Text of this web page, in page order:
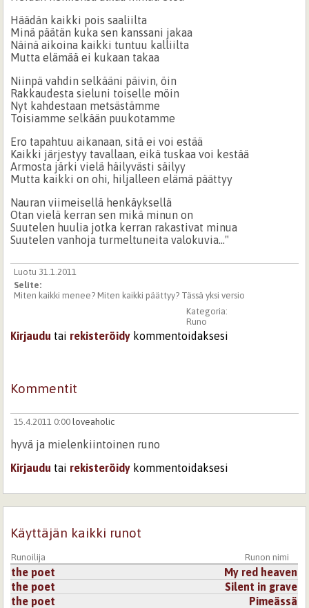
Häädän kaikki pois saaliilta
Minä päätän kuka sen kanssani jakaa
Näinä aikoina kaikki tuntuu kalliilta
Mutta elämää ei kukaan takaa
Niinpä vahdin selkääni päivin, öin
Rakkaudesta sieluni toiselle möin
Nyt kahdestaan metsästämme
Toisiamme selkään puukotamme
Ero tapahtuu aikanaan, sitä ei voi estää
Kaikki järjestyy tavallaan, eikä tuskaa voi kestää
Armosta järki vielä häilyvästi säilyy
Mutta kaikki on ohi, hiljalleen elämä päättyy
Nauran viimeisellä henkäyksellä
Otan vielä kerran sen mikä minun on
Suutelen huulia jotka kerran rakastivat minua
Suutelen vanhoja turmeltuneita valokuvia..."
Luotu 31.1.2011
Selite:
Miten kaikki menee? Miten kaikki päättyy? Tässä yksi versio
Kategoria:
Runo
Kirjaudu tai rekisteröidy kommentoidaksesi
Kommentit
15.4.2011 0:00 loveaholic
hyvä ja mielenkiintoinen runo
Kirjaudu tai rekisteröidy kommentoidaksesi
Käyttäjän kaikki runot
Runoilija Runon nimi
the poet
My red heaven
the poet
Silent in grave
the poet
Pimeässä